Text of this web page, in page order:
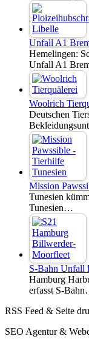
Unfall A1
Hemelingen:
Unfall A1
Woolrich
Deutschen
Mission
Tunesien
Tunesien…
S-Bahn
Hamburg
erfasst S-
RSS Feed & Seite
SEO Agentur &